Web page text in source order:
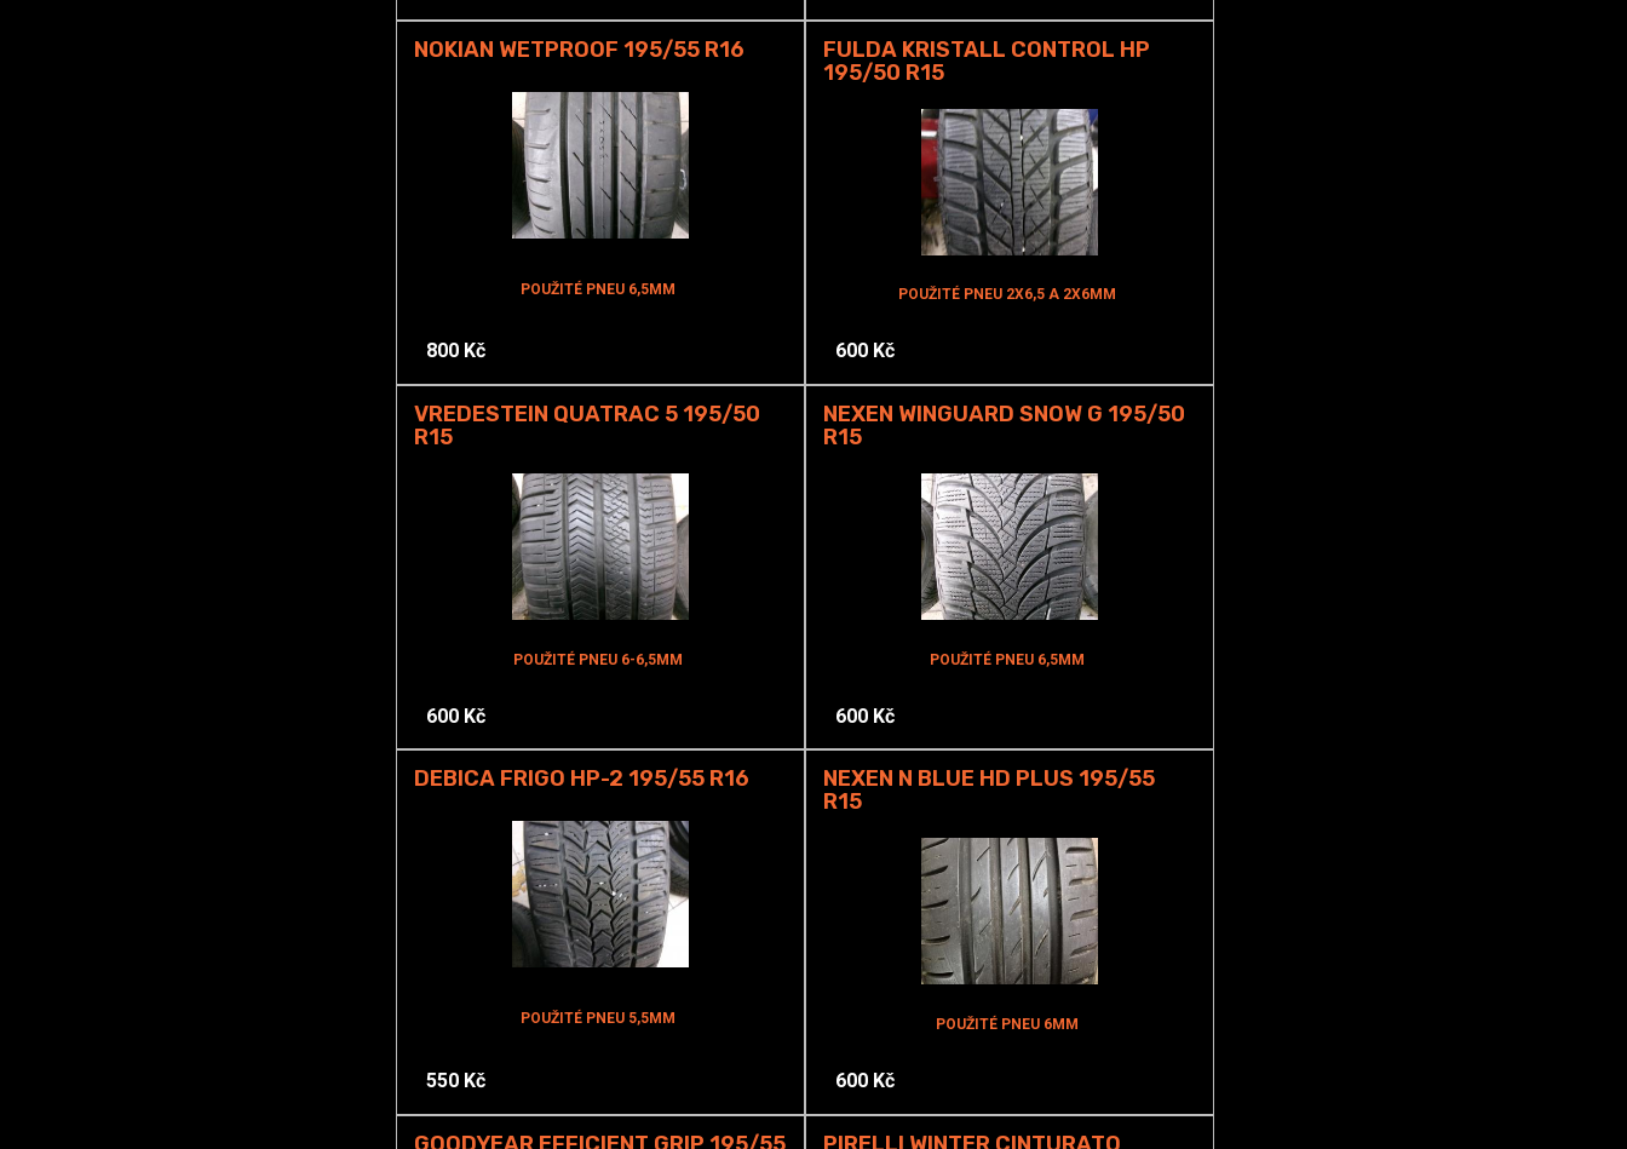
NOKIAN WETPROOF 195/55 R16
POUŽITÉ PNEU 6,5MM
800 Kč
FULDA KRISTALL CONTROL HP
195/50 R15
POUŽITÉ PNEU 2X6,5 A 2X6MM
600 Kč
VREDESTEIN QUATRAC 5 195/50
R15
POUŽITÉ PNEU 6-6,5MM
600 Kč
NEXEN WINGUARD SNOW G 195/50
R15
POUŽITÉ PNEU 6,5MM
600 Kč
DEBICA FRIGO HP-2 195/55 R16
POUŽITÉ PNEU 5,5MM
550 Kč
NEXEN N BLUE HD PLUS 195/55
R15
POUŽITÉ PNEU 6MM
600 Kč
GOODYEAR EFFICIENT GRIP 195/55
PIRELLI WINTER CINTURATO